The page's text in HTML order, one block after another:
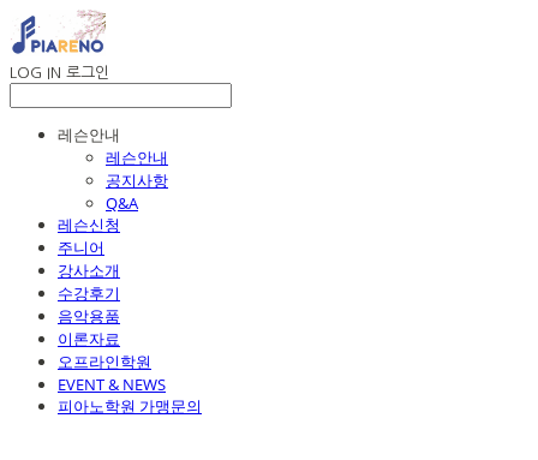
LOG IN 로그인
레슨안내
레슨안내
공지사항
Q&A
레슨신청
주니어
강사소개
수강후기
음악용품
이론자료
오프라인학원
EVENT & NEWS
피아노학원 가맹문의